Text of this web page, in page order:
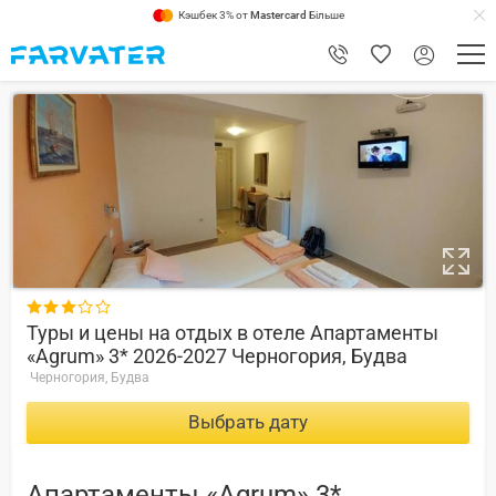
Кэшбек 3% отMastercard Більше

Туры и цены на отдых в отеле Апартаменты
«Agrum» 3* 2026-2027 Черногория, Будва
Черногория, Будва
Выбрать дату